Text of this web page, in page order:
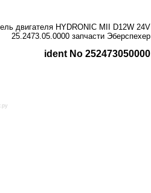
двигателя HYDRONIC MII D12W 24V
25.2473.05.0000 запчасти Эберспехер
ident No 252473050000